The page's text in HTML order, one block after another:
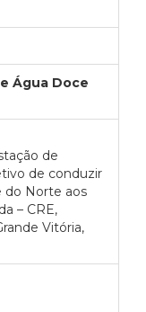
Água Doce
de
de conduzir
do Norte aos
– CRE,
Vitória,